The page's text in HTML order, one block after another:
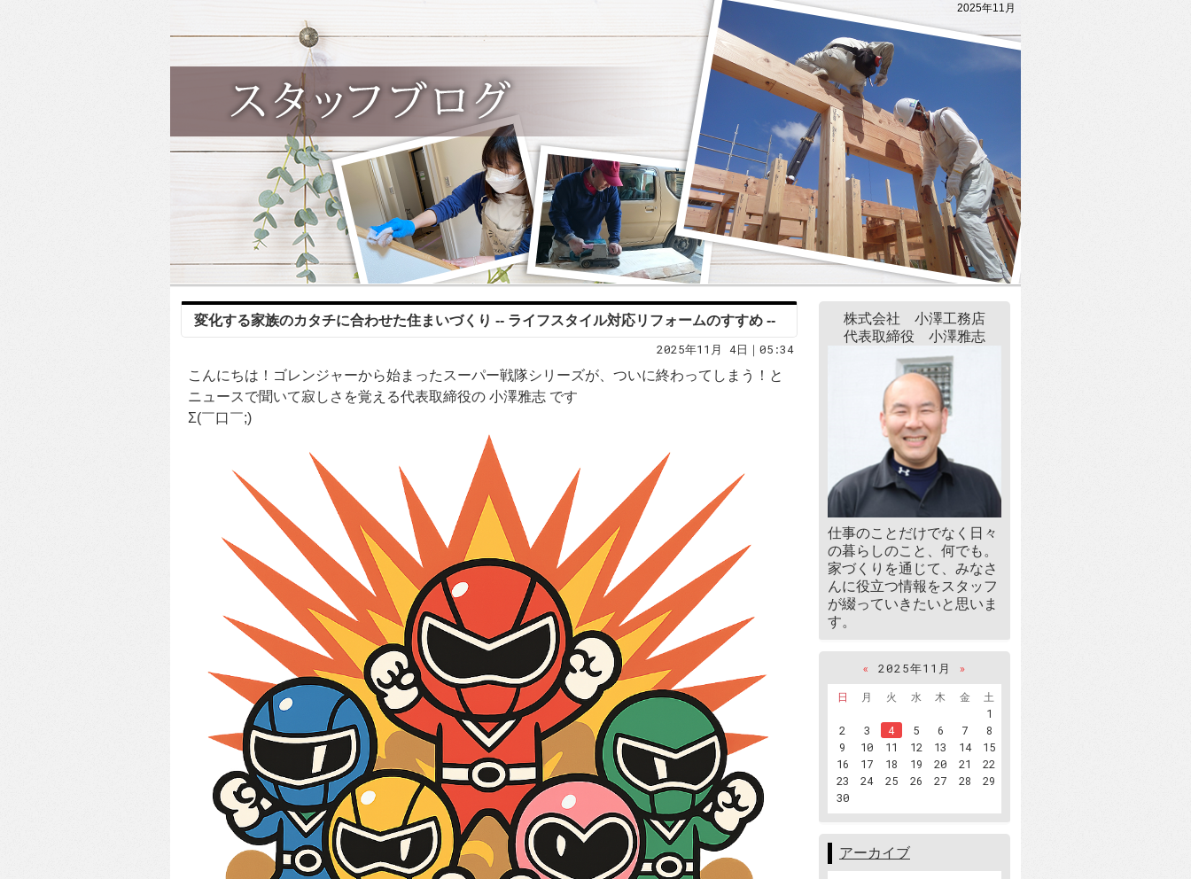
2025年11月
変化する家族のカタチに合わせた住まいづくり -- ライフスタイル対応リフォームのすすめ --
2025年11月 4日｜05:34
こんにちは！ゴレンジャーから始まったスーパー戦隊シリーズが、ついに終わってしまう！と
ニュースで聞いて寂しさを覚える代表取締役の 小澤雅志 です
Σ(￣口￣;)
株式会社 小澤工務店
代表取締役 小澤雅志
仕事のことだけでなく日々
の暮らしのこと、何でも。
家づくりを通じて、みなさ
んに役立つ情報をスタッフ
が綴っていきたいと思いま
す。
« 2025年11月
»
日
月 火 水 木 金
土
1
2
3 4 5 6 7
8
9
10 11 12 13 14
15
16
17 18 19 20 21
22
23
24 25 26 27 28
29
30
アーカイブ